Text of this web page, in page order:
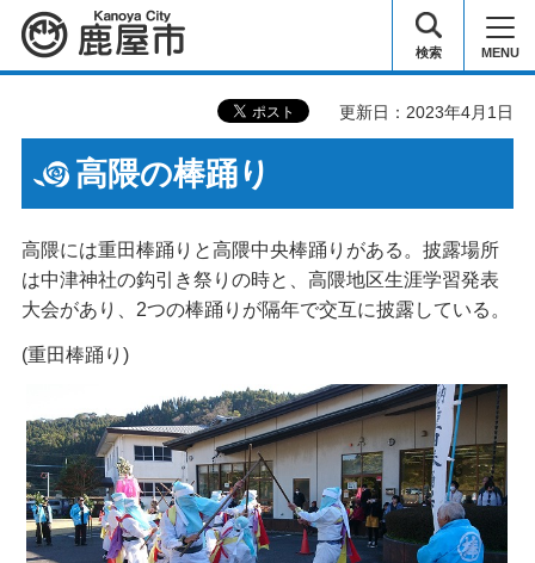
鹿屋市 検索 MENU
更新日：2023年4月1日
高隈の棒踊り
高隈には重田棒踊りと高隈中央棒踊りがある。披露場所
は中津神社の鈎引き祭りの時と、高隈地区生涯学習発表
大会があり、2つの棒踊りが隔年で交互に披露している。
(重田棒踊り)